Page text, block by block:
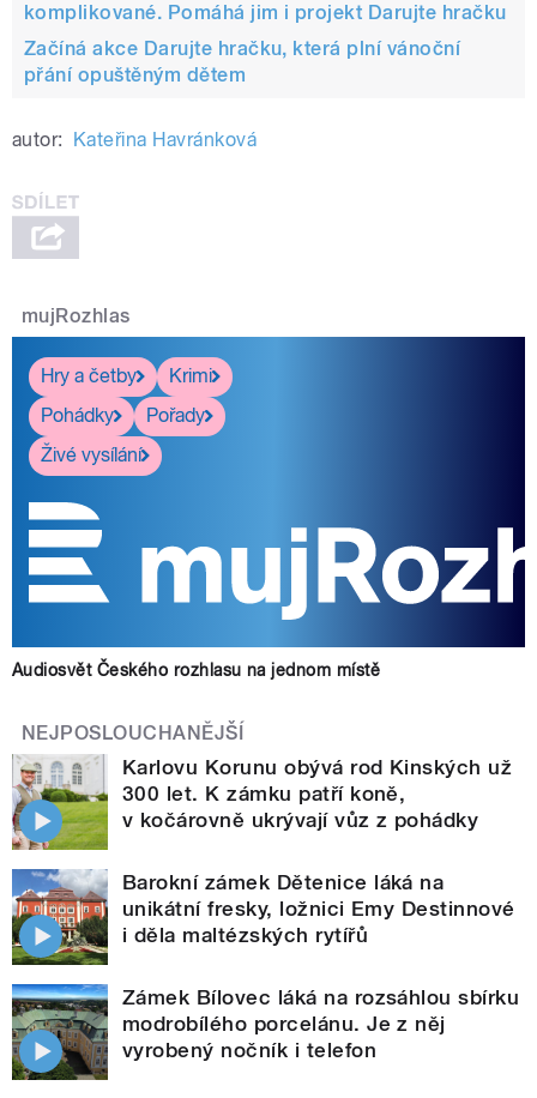
komplikované. Pomáhá jim i projekt Darujte hračku
Začíná akce Darujte hračku, která plní vánoční
přání opuštěným dětem
autor: Kateřina Havránková
mujRozhlas
Hry a četby
Krimi
Pohádky
Pořady
Živé vysílání
Audiosvět Českého rozhlasu na jednom místě
NEJPOSLOUCHANĚJŠÍ
Karlovu Korunu obývá rod Kinských už
300 let. K zámku patří koně,
v kočárovně ukrývají vůz z pohádky
Barokní zámek Dětenice láká na
unikátní fresky, ložnici Emy Destinnové
i děla maltézských rytířů
Zámek Bílovec láká na rozsáhlou sbírku
modrobílého porcelánu. Je z něj
vyrobený nočník i telefon